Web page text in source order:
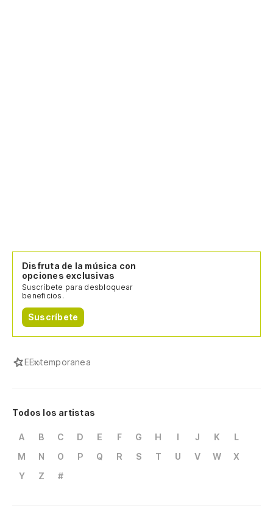
Disfruta de la música con
opciones exclusivas
Suscríbete para desbloquear
beneficios.
Suscríbete
EExtemporanea
Todos los artistas
A B C D E F G H I J K
L
M
N O P Q R S T U V W
X
Y
Z #